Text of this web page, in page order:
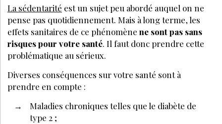
La sédentarité est un sujet peu abordé auquel on ne
pense pas quotidiennement. Mais à long terme, les
effets sanitaires de ce phénomène ne sont pas sans
risques pour votre santé. Il faut donc prendre cette
problématique au sérieux.
Diverses conséquences sur votre santé sont à
prendre en compte :
Maladies chroniques telles que le diabète de
type 2 ;